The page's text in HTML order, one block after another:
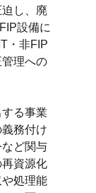
し、廃
設備に
・非FIP
理への
る事業
務付け
ど関与
資源化
処理能